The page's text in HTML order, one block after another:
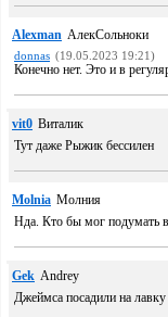
Alexman АлекСольноки
donnas (19.05.2023 19:21)
Конечно нет. Это и в
vit0 Виталик
Тут даже Рыжик бессилен
Molnia Молния
Нда. Кто бы мог подумать
Gek Andrey
Джеймса посадили на